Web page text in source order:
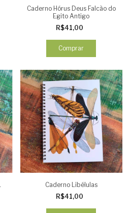
Caderno Hórus Deus Falcão do
Egito Antigo
R$41,00
Comprar
Caderno Libélulas
R$41,00